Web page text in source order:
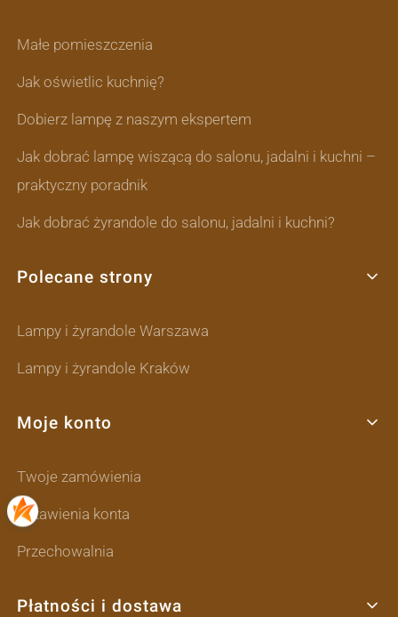
Małe pomieszczenia
Jak oświetlic kuchnię?
Dobierz lampę z naszym ekspertem
Jak dobrać lampę wiszącą do salonu, jadalni i kuchni –
praktyczny poradnik
Jak dobrać żyrandole do salonu, jadalni i kuchni?
Polecane strony
Lampy i żyrandole Warszawa
Lampy i żyrandole Kraków
Moje konto
Twoje zamówienia
Ustawienia konta
Przechowalnia
Płatności i dostawa